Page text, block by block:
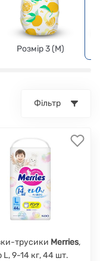
Розмір 3 (M)
Фільтр
трусики Merries,
L, 9-14 кг, 44 шт.